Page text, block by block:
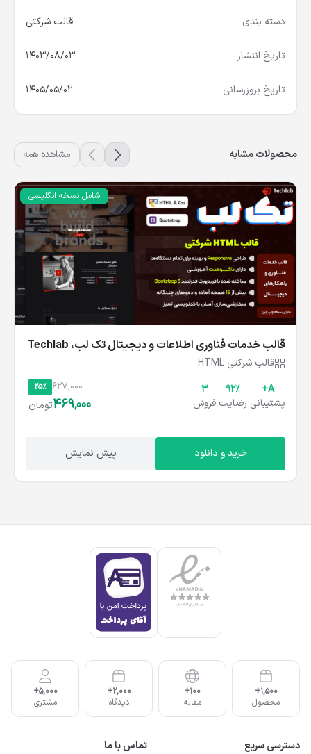
دسته بندی قالب شرکتی
تاریخ انتشار 1403/08/03
تاریخ بروزرسانی 1405/05/02
محصولات مشابه مشاهده همه
شامل نسخه انگلیسی
قالب خدمات فناوری اطلاعات و دیجیتال تک‌ لب، Techlab
قالب شرکتی HTML
A+
پشتیبانی
۹۲%
رضایت
3
فروش
25% 627,000
469,000تومان
خرید و دانلود پیش نمایش
1,500+
محصول
100+
مقاله
2,000+
دیدگاه
5,000+
مشتری
دسترسی سریع تماس با ما